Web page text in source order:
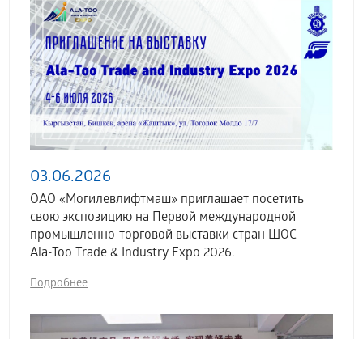
03.06.2026
ОАО «Могилевлифтмаш» приглашает посетить
свою экспозицию на Первой международной
промышленно-торговой выставки стран ШОС —
Ala-Too Trade & Industry Expo 2026.
Подробнее